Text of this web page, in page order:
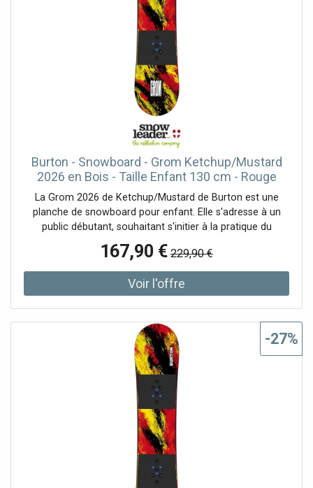
Burton - Snowboard - Grom Ketchup/Mustard
2026 en Bois - Taille Enfant 130 cm - Rouge
La Grom 2026 de Ketchup/Mustard de Burton est une
planche de snowboard pour enfant. Elle s'adresse à un
public débutant, souhaitant s'initier à la pratique du
snowboard.Elle est conçue pour les enfants qui veulent
échapper pour de bon à l'apprentissage du ski et qui
préfèrent le côté fun du snowboard. La combinaison
d'une semelle convexe et du flex le plus souple possible
équilibre et contrôle de la planche.Le noyau en bois FSC™
Certified Fly™ qui équipe la planche la rend légère sans
sacrifier sa solidité.Avec son flex ultra souple (1/10) et ses
carres relevées sur tout le pourtour de la planche, la Grom
rend l'apprentissage du snowboard sur piste plus ludique
même pour les mini-riders les plus légers.
167,90 € 229,90 €
-27%